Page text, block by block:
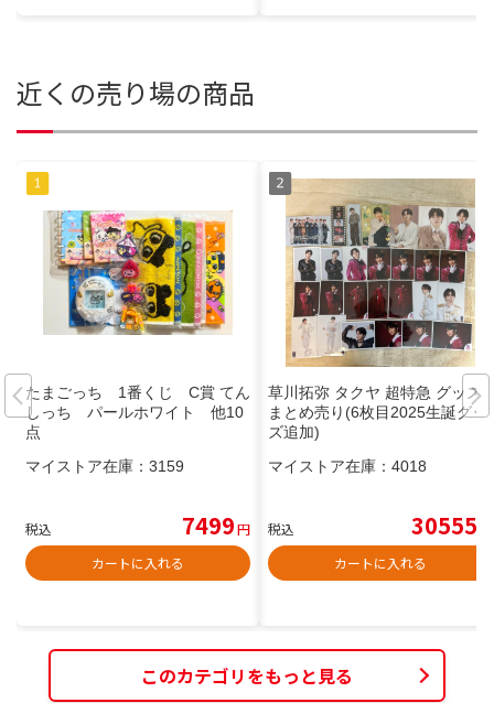
近くの売り場の商品
たまごっち 1番くじ C賞 てん
しっち パールホワイト 他10
点
マイストア在庫： 3159
税込 7499円
カートに入れる
草川拓弥 タクヤ 超特急 グッズ
まとめ売り(6枚目2025生誕グッ
ズ追加)
マイストア在庫： 4018
税込 30555
カートに入れる
このカテゴリをもっと見る